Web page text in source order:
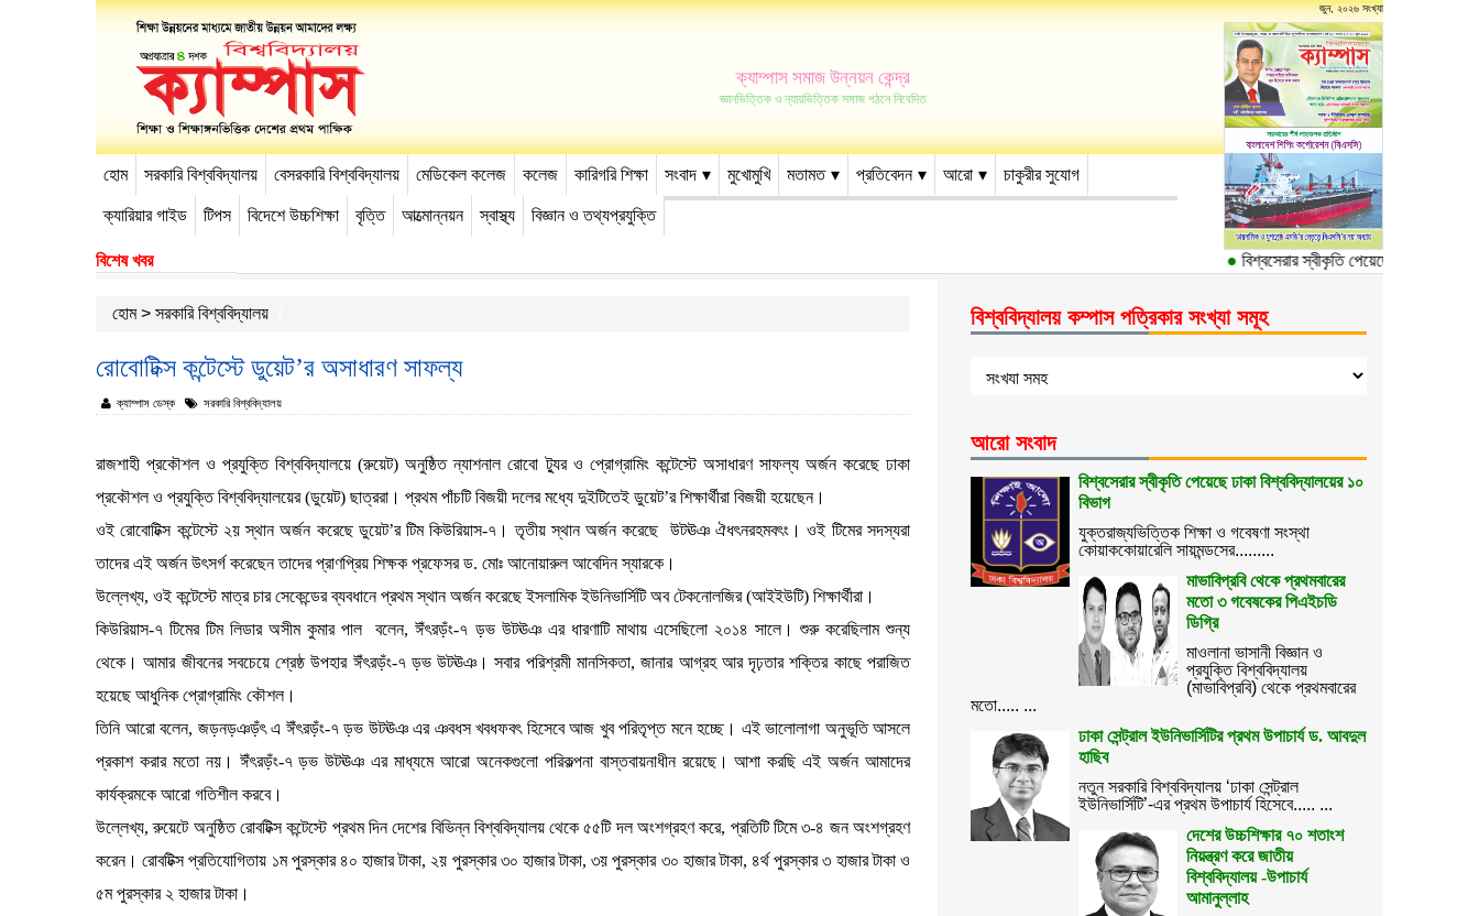
ক্যাম্পাস সমাজ উন্নয়ন কেন্দ্র
জ্ঞানভিত্তিক ও ন্যায়ভিত্তিক সমাজ গঠনে নিবেদিত
জুন, ২০২৬ সংখ্যা
হোম সরকারি বিশ্ববিদ্যালয় বেসরকারি বিশ্ববিদ্যালয় মেডিকেল কলেজ কলেজ কারিগরি শিক্ষা সংবাদ মুখোমুখি মতামত প্রতিবেদন আরো চাকুরীর সুযোগ
ক্যারিয়ার গাইড টিপস বিদেশে উচ্চশিক্ষা বৃত্তি আত্মোন্নয়ন স্বাস্থ্য বিজ্ঞান ও তথ্যপ্রযুক্তি
-->
বিশেষ খবর বিশ্বসেরার স্বীকৃতি পেয়েছে ঢাকা
হোম> সরকারি বিশ্ববিদ্যালয়
রোবোটিক্স কন্টেস্টে ডুয়েট’র অসাধারণ সাফল্য
ক্যাম্পাস ডেস্ক সরকারি বিশ্ববিদ্যালয়
রাজশাহী প্রকৌশল ও প্রযুক্তি বিশ্ববিদ্যালয়ে (রুয়েট) অনুষ্ঠিত ন্যাশনাল রোবো ট্যুর ও প্রোগ্রামিং কন্টেস্টে অসাধারণ সাফল্য অর্জন করেছে ঢাকা
প্রকৌশল ও প্রযুক্তি বিশ্ববিদ্যালয়ের (ডুয়েট) ছাত্ররা। প্রথম পাঁচটি বিজয়ী দলের মধ্যে দুইটিতেই ডুয়েট’র শিক্ষার্থীরা বিজয়ী হয়েছেন।
ওই রোবোটিক্স কন্টেস্টে ২য় স্থান অর্জন করেছে ডুয়েট’র টিম কিউরিয়াস-৭। তৃতীয় স্থান অর্জন করেছে উটঊঞ ঐধৎনরহমবৎং। ওই টিমের সদস্যরা
তাদের এই অর্জন উৎসর্গ করেছেন তাদের প্রাণপ্রিয় শিক্ষক প্রফেসর ড. মোঃ আনোয়ারুল আবেদিন স্যারকে।
উল্লেখ্য, ওই কন্টেস্টে মাত্র চার সেকেন্ডের ব্যবধানে প্রথম স্থান অর্জন করেছে ইসলামিক ইউনিভার্সিটি অব টেকনোলজির (আইইউটি) শিক্ষার্থীরা।
কিউরিয়াস-৭ টিমের টিম লিডার অসীম কুমার পাল বলেন, ঈঁৎরড়ঁং-৭ ড়ভ উটঊঞ এর ধারণাটি মাথায় এসেছিলো ২০১৪ সালে। শুরু করেছিলাম শুন্য
থেকে। আমার জীবনের সবচেয়ে শ্রেষ্ঠ উপহার ঈঁৎরড়ঁং-৭ ড়ভ উটঊঞ। সবার পরিশ্রমী মানসিকতা, জানার আগ্রহ আর দৃঢ়তার শক্তির কাছে পরাজিত
হয়েছে আধুনিক প্রোগ্রামিং কৌশল।
তিনি আরো বলেন, জড়নড়ঞড়ঁৎ এ ঈঁৎরড়ঁং-৭ ড়ভ উটঊঞ এর ঞবধস খবধফবৎ হিসেবে আজ খুব পরিতৃপ্ত মনে হচ্ছে। এই ভালোলাগা অনুভূতি আসলে
প্রকাশ করার মতো নয়। ঈঁৎরড়ঁং-৭ ড়ভ উটঊঞ এর মাধ্যমে আরো অনেকগুলো পরিকল্পনা বাস্তবায়নাধীন রয়েছে। আশা করছি এই অর্জন আমাদের
কার্যক্রমকে আরো গতিশীল করবে।
উল্লেখ্য, রুয়েটে অনুষ্ঠিত রোবটিক্স কন্টেস্টে প্রথম দিন দেশের বিভিন্ন বিশ্ববিদ্যালয় থেকে ৫৫টি দল অংশগ্রহণ করে, প্রতিটি টিমে ৩-৪ জন অংশগ্রহণ
করেন। রোবটিক্স প্রতিযোগিতায় ১ম পুরস্কার ৪০ হাজার টাকা, ২য় পুরস্কার ৩০ হাজার টাকা, ৩য় পুরস্কার ৩০ হাজার টাকা, ৪র্থ পুরস্কার ৩ হাজার টাকা ও
৫ম পুরস্কার ২ হাজার টাকা।
বিশ্ববিদ্যালয় কম্পাস পত্রিকার সংখ্যা সমূহ
আরো সংবাদ
বিশ্বসেরার স্বীকৃতি পেয়েছে ঢাকা বিশ্ববিদ্যালয়ের ১০
বিভাগ
যুক্তরাজ্যভিত্তিক শিক্ষা ও গবেষণা সংস্থা
কোয়াককোয়ারেলি সায়মন্ডসের.........
মাভাবিপ্রবি থেকে প্রথমবারের
মতো ৩ গবেষকের পিএইচডি
ডিগ্রি
মাওলানা ভাসানী বিজ্ঞান ও
প্রযুক্তি বিশ্ববিদ্যালয়
(মাভাবিপ্রবি) থেকে প্রথমবারের
মতো..... ...
ঢাকা সেন্ট্রাল ইউনিভার্সিটির প্রথম উপাচার্য ড. আবদুল
হাছিব
নতুন সরকারি বিশ্ববিদ্যালয় ‘ঢাকা সেন্ট্রাল
ইউনিভার্সিটি’-এর প্রথম উপাচার্য হিসেবে..... ...
দেশের উচ্চশিক্ষার ৭০ শতাংশ
নিয়ন্ত্রণ করে জাতীয়
বিশ্ববিদ্যালয় -উপাচার্য
আমানুল্লাহ